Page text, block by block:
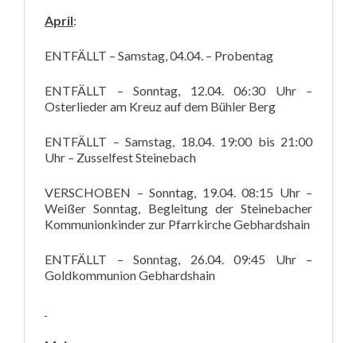
April:
ENTFÄLLT – Samstag, 04.04. – Probentag
ENTFÄLLT – Sonntag, 12.04. 06:30 Uhr –
Osterlieder am Kreuz auf dem Bühler Berg
ENTFÄLLT – Samstag, 18.04. 19:00 bis 21:00
Uhr – Zusselfest Steinebach
VERSCHOBEN – Sonntag, 19.04. 08:15 Uhr –
Weißer Sonntag, Begleitung der Steinebacher
Kommunionkinder zur Pfarrkirche Gebhardshain
ENTFÄLLT – Sonntag, 26.04. 09:45 Uhr –
Goldkommunion Gebhardshain